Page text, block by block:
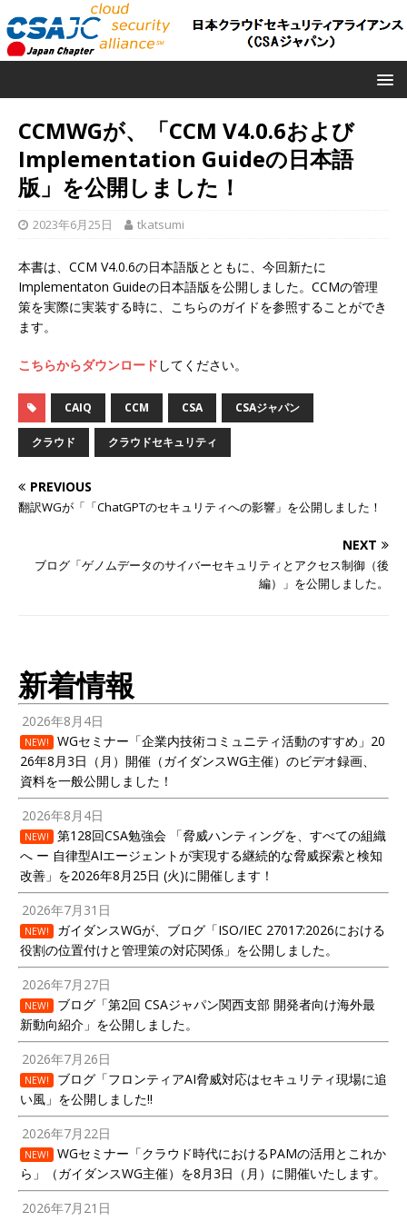
CCMWGが、「CCM V4.0.6および
Implementation Guideの日本語
版」を公開しました！
2023年6月25日 tkatsumi
本書は、CCM V4.0.6の日本語版とともに、今回新たに
Implementaton Guideの日本語版を公開しました。CCMの管理
策を実際に実装する時に、こちらのガイドを参照することができ
ます。
こちらからダウンロード してください。
CAIQ CCM CSA CSAジャパン
クラウド クラウドセキュリティ
PREVIOUS
翻訳WGが「「ChatGPTのセキュリティへの影響」を公開しました！
NEXT
ブログ「ゲノムデータのサイバーセキュリティとアクセス制御（後
編）」を公開しました。
新着情報
2026年8月4日
NEW!
WGセミナー「企業内技術コミュニティ活動のすすめ」20
26年8月3日（月）開催（ガイダンスWG主催）のビデオ録画、
資料を一般公開しました！
2026年8月4日
NEW!
第128回CSA勉強会 「脅威ハンティングを、すべての組織
へ ー 自律型AIエージェントが実現する継続的な脅威探索と検知
改善」を2026年8月25日 (火)に開催します！
2026年7月31日
NEW!
ガイダンスWGが、ブログ「ISO/IEC 27017:2026における
役割の位置付けと管理策の対応関係」を公開しました。
2026年7月27日
NEW!
ブログ「第2回 CSAジャパン関西支部 開発者向け海外最
新動向紹介」を公開しました。
2026年7月26日
NEW!
ブログ「フロンティアAI脅威対応はセキュリティ現場に追
い風」を公開しました!!
2026年7月22日
NEW!
WGセミナー「クラウド時代におけるPAMの活用とこれか
ら」（ガイダンスWG主催）を8月3日（月）に開催いたします。
2026年7月21日